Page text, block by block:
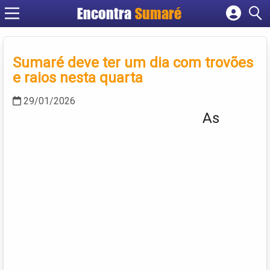
Encontra Sumaré
Cadastrar empresa
Criar conta
Sumaré deve ter um dia com trovões
e raios nesta quarta
29/01/2026
As